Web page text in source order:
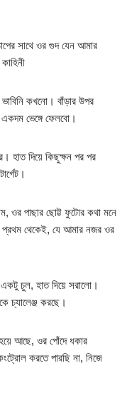
সাথে ওর গুদ যেন আমার
কখনো। বাঁড়ার উপর
একদম ভেঙ্গে ফেলবো।
হাত দিয়ে কিছুক্ষন পর পর
ওর পাছার ছোট্ট ফুটোর কথা মনে
থেকেই, যে আমার নজর ওর
একটু চুল, হাত দিয়ে সরালো।
চ্যালেঞ্জ করছে।
আছে, ওর পোঁদে ধকার
করতে পারছি না, নিজে